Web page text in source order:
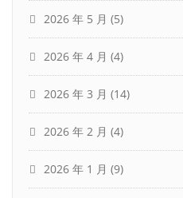
2026 年 5 月 (5)
2026 年 4 月 (4)
2026 年 3 月 (14)
2026 年 2 月 (4)
2026 年 1 月 (9)